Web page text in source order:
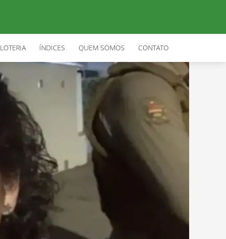
LOTERIA ÍNDICES QUEM SOMOS CONTATO